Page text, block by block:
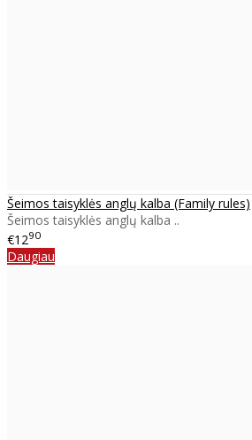
Šeimos taisyklės anglų kalba (Family rules)
Šeimos taisyklės anglų kalba ..
€1290
Daugiau